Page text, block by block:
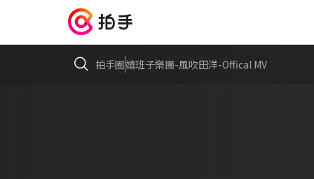
拍手圈嬉班子樂團-風吹田洋-Offical MV